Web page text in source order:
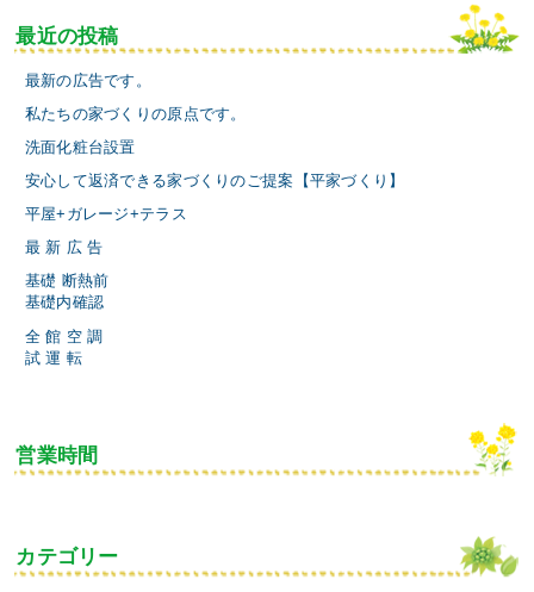
最近の投稿
最新の広告です。
私たちの家づくりの原点です。
洗面化粧台設置
安心して返済できる家づくりのご提案【平家づくり】
平屋+ガレージ+テラス
最 新 広 告
基礎 断熱前
基礎内確認
全 館 空 調
試 運 転
営業時間
カテゴリー